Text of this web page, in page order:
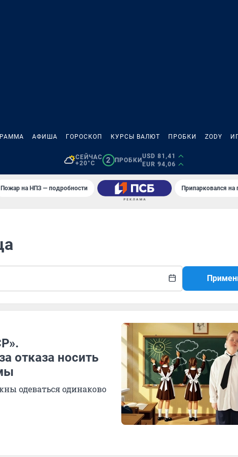
АФИША ГОРОСКОП КУРСЫ ВАЛЮТ ПРОБКИ ZODY
СЕЙЧАС
+20°C
2 ПРОБКИ
USD 81,41
EUR 94,06
Пожар на НПЗ — подробности Припарковался на
отказа носить
одеваться одинаково